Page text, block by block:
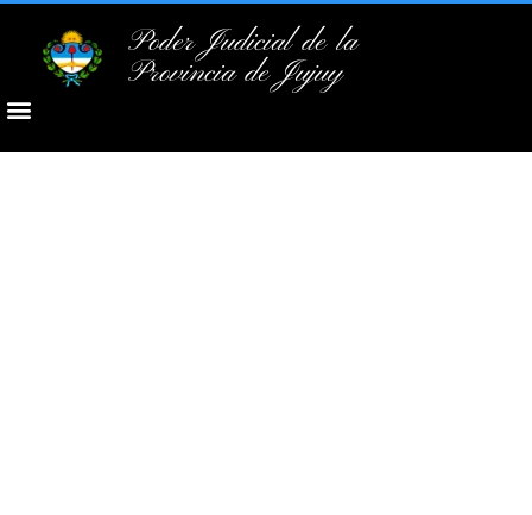
Poder Judicial de la
Provincia de Jujuy